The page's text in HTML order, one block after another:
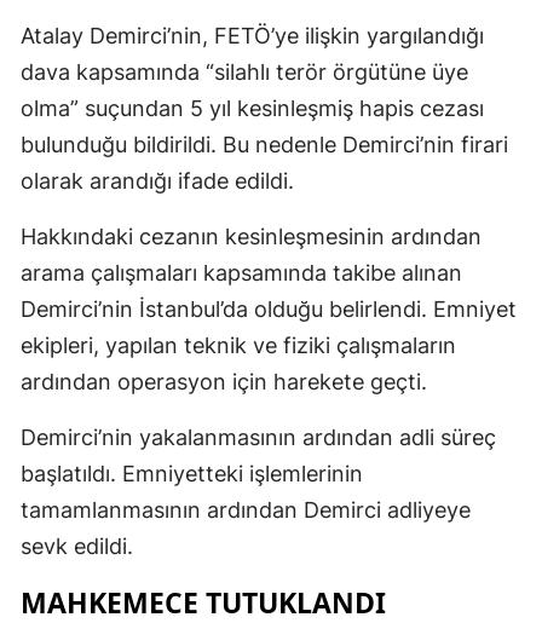
Atalay Demirci’nin, FETÖ’ye ilişkin yargılandığı
dava kapsamında “silahlı terör örgütüne üye
olma” suçundan 5 yıl kesinleşmiş hapis cezası
bulunduğu bildirildi. Bu nedenle Demirci’nin firari
olarak arandığı ifade edildi.
Hakkındaki cezanın kesinleşmesinin ardından
arama çalışmaları kapsamında takibe alınan
Demirci’nin İstanbul’da olduğu belirlendi. Emniyet
ekipleri, yapılan teknik ve fiziki çalışmaların
ardından operasyon için harekete geçti.
Demirci’nin yakalanmasının ardından adli süreç
başlatıldı. Emniyetteki işlemlerinin
tamamlanmasının ardından Demirci adliyeye
sevk edildi.
MAHKEMECE TUTUKLANDI